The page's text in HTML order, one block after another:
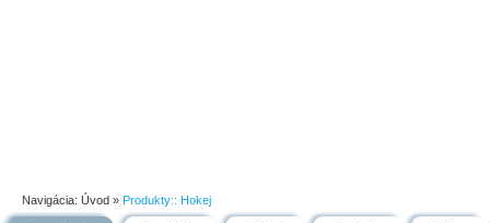
Navigácia: Úvod » Produkty:: Hokej